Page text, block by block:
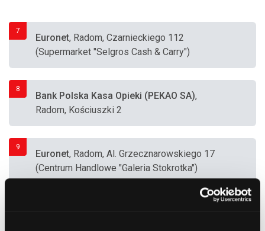
7
Euronet, Radom, Czarnieckiego 112
(Supermarket "Selgros Cash & Carry")
8
Bank Polska Kasa Opieki (PEKAO SA),
Radom, Kościuszki 2
9
Euronet, Radom, Al. Grzecznarowskiego 17
(Centrum Handlowe "Galeria Stokrotka")